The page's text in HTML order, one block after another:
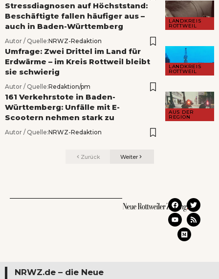
LANDKREIS
ROTTWEIL
Stressdiagnosen auf Höchststand:
Beschäftigte fallen häufiger aus –
auch in Baden-Württemberg
Autor / Quelle:NRWZ-Redaktion
LANDKREIS
ROTTWEIL
Umfrage: Zwei Drittel im Land für
Erdwärme – im Kreis Rottweil bleibt
sie schwierig
Autor / Quelle:Redaktion/pm
AUS DER
REGION
161 Verkehrstote in Baden-
Württemberg: Unfälle mit E-
Scootern nehmen stark zu
Autor / Quelle:NRWZ-Redaktion
Zurück Weiter
NRWZ.de – die Neue